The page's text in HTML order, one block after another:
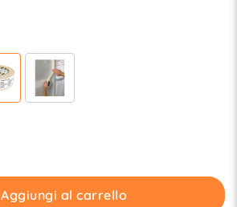
Aggiungi al carrello